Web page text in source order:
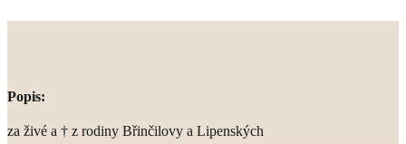
Popis:
za živé a † z rodiny Břinčilovy a Lipenských